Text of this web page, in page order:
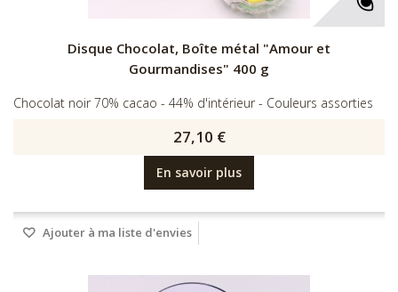
Disque Chocolat, Boîte métal "Amour et
Gourmandises" 400 g
Chocolat noir 70% cacao - 44% d'intérieur - Couleurs assorties
27,10 €
En savoir plus
Ajouter à ma liste d'envies